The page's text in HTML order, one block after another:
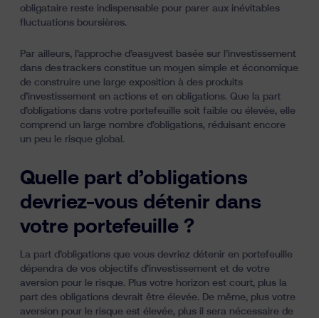
obligataire reste indispensable pour parer aux inévitables
fluctuations boursières.
Par ailleurs, l’approche d’easyvest basée sur l’investissement
dans des trackers constitue un moyen simple et économique
de construire une large exposition à des produits
d’investissement en actions et en obligations. Que la part
d’obligations dans votre portefeuille soit faible ou élevée, elle
comprend un large nombre d’obligations, réduisant encore
un peu le risque global.
Quelle part d’obligations
devriez-vous détenir dans
votre portefeuille ?
La part d’obligations que vous devriez détenir en portefeuille
dépendra de vos objectifs d’investissement et de votre
aversion pour le risque. Plus votre horizon est court, plus la
part des obligations devrait être élevée. De même, plus votre
aversion pour le risque est élevée, plus il sera nécessaire de